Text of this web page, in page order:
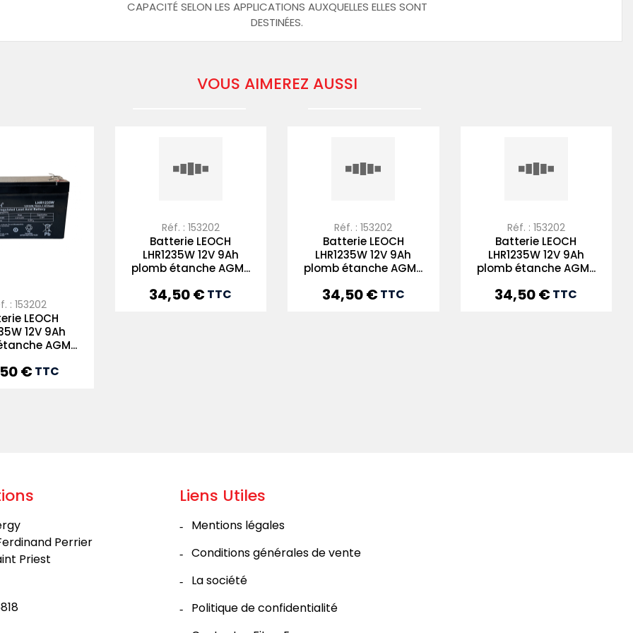
CAPACITÉ SELON LES APPLICATIONS AUXQUELLES ELLES SONT
DESTINÉES.
VOUS AIMEREZ AUSSI
: 153202
LEOCH
12V 9Ah
AGM...
€TTC
Réf. : 153202
Batterie LEOCH
LHR1235W 12V 9Ah
plomb étanche AGM...
Prix
34,50 €TTC
Réf. : 153202
Batterie LEOCH
LHR1235W 12V 9Ah
plomb étanche AGM...
Prix
34,50 €TTC
Réf. : 153202
Batterie LEOCH
LHR1235W 12V 9Ah
plomb étanche AGM...
Prix
34,50 €TTC
Perrier
Priest
Liens Utiles
Mentions légales
Conditions générales de vente
La société
Politique de confidentialité